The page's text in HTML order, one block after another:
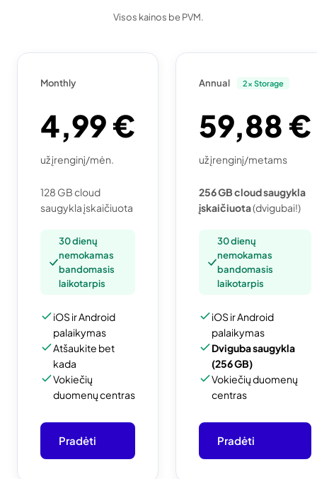
Visos kainos be PVM.
Monthly
4,99 €
už įrenginį/mėn.
128 GB cloud
saugykla įskaičiuota
30 dienų
nemokamas
bandomasis
laikotarpis
iOS ir Android
palaikymas
Atšaukite bet
kada
Vokiečių
duomenų centras
Pradėti
Annual 2x Storage
59,88 €
už įrenginį/metams
256 GB cloud saugykla
įskaičiuota(dvigubai!)
30 dienų
nemokamas
bandomasis
laikotarpis
iOS ir Android
palaikymas
Dviguba saugykla
(256 GB)
Vokiečių duomenų
centras
Pradėti